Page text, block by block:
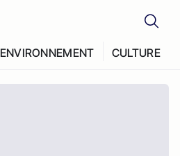
ENVIRONNEMENT CULTURE